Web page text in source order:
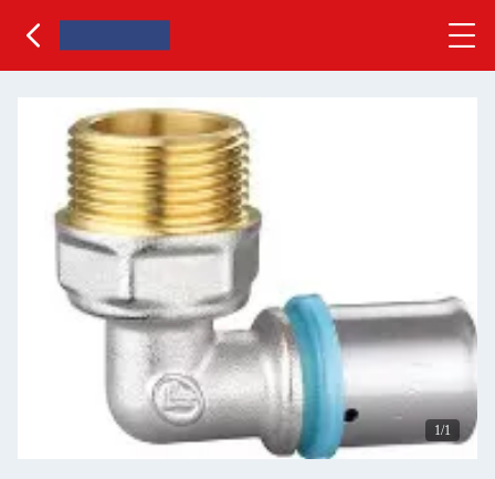
1/1